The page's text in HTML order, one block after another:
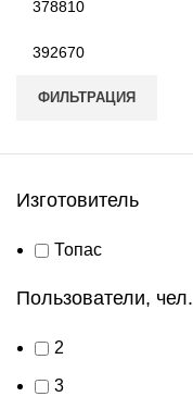
ФИЛЬТРАЦИЯ
Изготовитель
Топас
Пользователи, чел.
2
3